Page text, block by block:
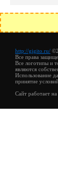
http://gigito.ru/
Все права
Все логотипы и
являются
Использование
принятие
Сайт работает